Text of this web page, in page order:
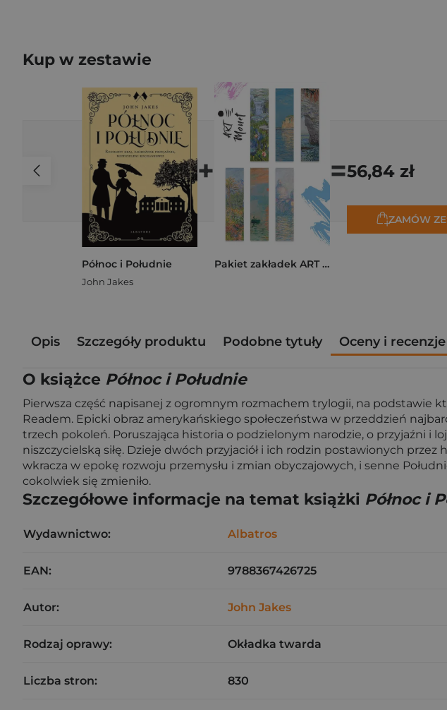
Kup w zestawie
Północ i Południe
John Jakes
+
Pakiet zakładek ART Monet
=56,84 zł
ZAMÓW
Opis Szczegóły produktu Podobne tytuły Oceny i recenzje
O książce Północ i Południe
Pierwsza część napisanej z ogromnym rozmachem trylogii, na podstawie
Readem. Epicki obraz amerykańskiego społeczeństwa w przeddzień
trzech pokoleń. Poruszająca historia o podzielonym narodzie, o przyjaźni i
niszczycielską siłę. Dzieje dwóch przyjaciół i ich rodzin postawionych
wkracza w epokę rozwoju przemysłu i zmian obyczajowych, i senne
cokolwiek się zmieniło.
Szczegółowe informacje na temat książki Północ i
Wydawnictwo: Albatros
EAN: 9788367426725
Autor: John Jakes
Rodzaj oprawy: Okładka twarda
Liczba stron: 830